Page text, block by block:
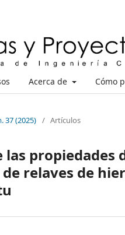
Acerca de Cómo
37 (2025) / Artículos
las propiedades
de relaves de